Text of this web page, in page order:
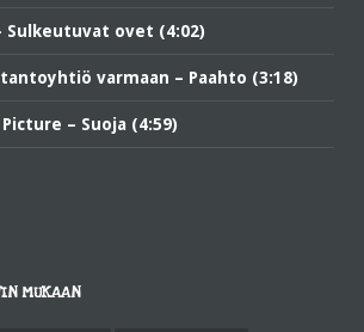
Sulkeutuvat ovet (4:02)
varmaan – Paahto (3:18)
– Suoja (4:59)
MUKAAN